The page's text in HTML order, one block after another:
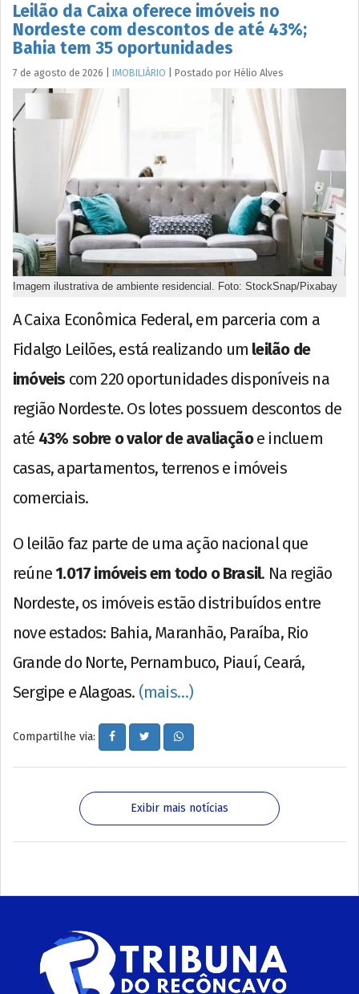
Leilão da Caixa oferece imóveis no
Nordeste com descontos de até 43%;
Bahia tem 35 oportunidades
7 de agosto de 2026 IMOBILIÁRIO Postado por Hélio Alves
Imagem ilustrativa de ambiente residencial. Foto: StockSnap/Pixabay
A Caixa Econômica Federal, em parceria com a
Fidalgo Leilões, está realizando um leilão de
imóveis com 220 oportunidades disponíveis na
região Nordeste. Os lotes possuem descontos de
até 43% sobre o valor de avaliaçãoe incluem
casas, apartamentos, terrenos e imóveis
comerciais.
O leilão faz parte de uma ação nacional que
reúne 1.017 imóveis em todo o Brasil. Na região
Nordeste, os imóveis estão distribuídos entre
nove estados: Bahia, Maranhão, Paraíba, Rio
Grande do Norte, Pernambuco, Piauí, Ceará,
Sergipe e Alagoas. (mais…)
Compartilhe via:
Exibir mais notícias